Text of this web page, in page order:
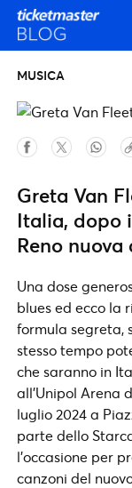
MUSICA
Greta Van
Italia, dopo
Reno
Una dose
blues ed ecco la
formula segreta,
stesso tempo
che saranno in
all’Unipol Arena
luglio 2024 a
parte dello
l’occasione per
canzoni del